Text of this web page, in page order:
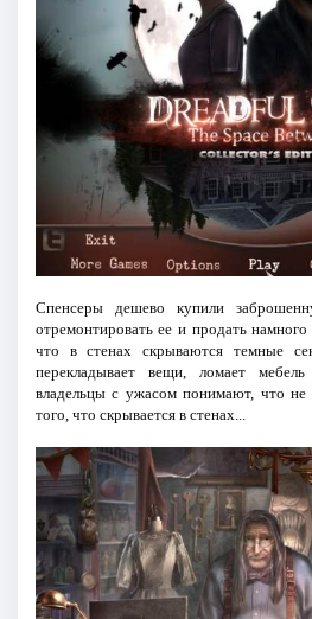
Спенсеры дешево купили
отремонтировать ее и продать
что в стенах скрываются темные
перекладывает вещи, ломает
владельцы с ужасом понимают, что не
того, что скрывается в стенах...